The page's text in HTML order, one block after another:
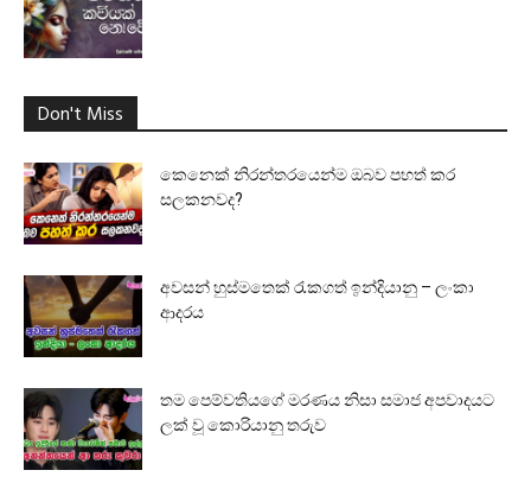
Don't Miss
කෙනෙක් නිරන්තරයෙන්ම ඔබව පහත් කර
සලකනවද?
අවසන් හුස්මතෙක් රැකගත් ඉන්දියානු – ලංකා
ආදරය
තම පෙම්වතියගේ මරණය නිසා සමාජ අපවාදයට
ලක් වූ කොරියානු තරුව